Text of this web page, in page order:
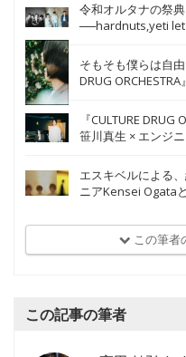
令和オルタナの祭
──hardnuts,yeti
そもそも僕らは自
DRUG
『CULTURE
笹川真生 × エンジ
エスキベルによる
ニアKensei Ogata
この筆者
この記事の筆者